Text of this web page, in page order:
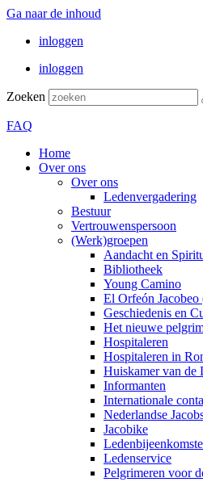
Ga naar de inhoud
inloggen
inloggen
Zoeken
FAQ
Home
Over ons
Over ons
Ledenvergadering
Bestuur
Vertrouwenspersoon
(Werk)groepen
Aandacht en
Bibliotheek
Young Camino
El Orfeón
Geschiedenis en
Het nieuwe
Hospitaleren
Hospitaleren in
Huiskamer van de
Informanten
Internationale
Nederlandse
Jacobike
Ledenservice
Pelgrimeren voor